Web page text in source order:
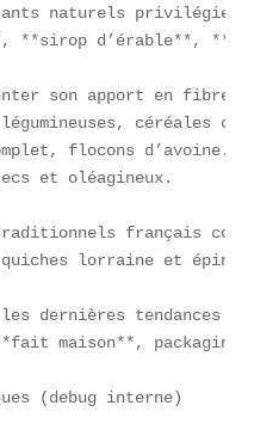
naturels privilégier
**sirop d’érable**,
son apport en fibres
céréales
flocons d’avoine.
et oléagineux.
français
lorraine et
les dernières tendances
maison**, packaging
(debug interne)